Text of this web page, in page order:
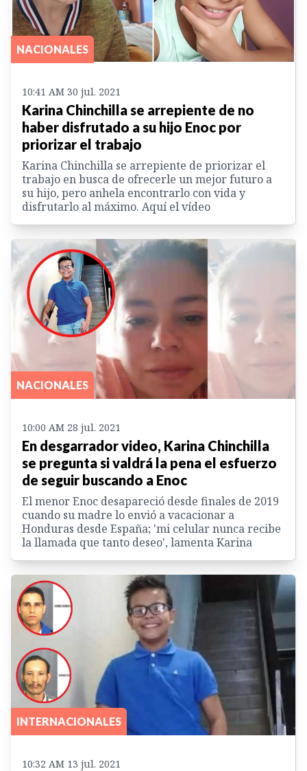
NACIONALES
10:41 AM 30 jul. 2021
Karina Chinchilla se arrepiente de no
haber disfrutado a su hijo Enoc por
priorizar el trabajo
Karina Chinchilla se arrepiente de priorizar el
trabajo en busca de ofrecerle un mejor futuro a
su hijo, pero anhela encontrarlo con vida y
disfrutarlo al máximo. Aquí el vídeo
NACIONALES
10:00 AM 28 jul. 2021
En desgarrador video, Karina Chinchilla
se pregunta si valdrá la pena el esfuerzo
de seguir buscando a Enoc
El menor Enoc desapareció desde finales de 2019
cuando su madre lo envió a vacacionar a
Honduras desde España; 'mi celular nunca recibe
la llamada que tanto deseo', lamenta Karina
INTERNACIONALES
10:32 AM 13 jul. 2021